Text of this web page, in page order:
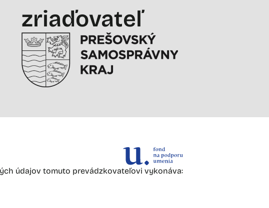
zriaďovateľ
údajov tomuto prevádzkovateľovi vykonáva: